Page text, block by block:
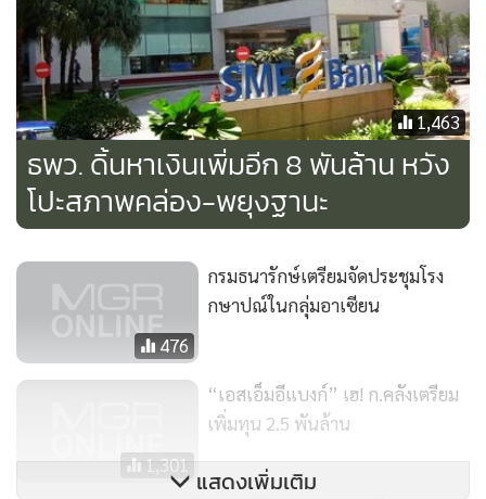
1,463
ธพว. ดิ้นหาเงินเพิ่มอีก 8 พันล้าน หวัง
โปะสภาพคล่อง-พยุงฐานะ
476
กรมธนารักษ์เตรียมจัดประชุมโรง
กษาปณ์ในกลุ่มอาเซียน
1,301
“เอสเอ็มอีแบงก์” เฮ! ก.คลังเตรียม
เพิ่มทุน 2.5 พันล้าน
แสดงเพิ่มเติม